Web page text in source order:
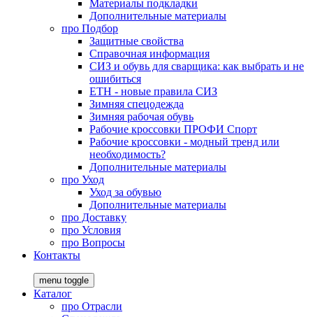
Материалы подкладки
Дополнительные материалы
про Подбор
Защитные свойства
Справочная информация
СИЗ и обувь для сварщика: как выбрать и не
ошибиться
ЕТН - новые правила СИЗ
Зимняя спецодежда
Зимняя рабочая обувь
Рабочие кроссовки ПРОФИ Спорт
Рабочие кроссовки - модный тренд или
необходимость?
Дополнительные материалы
про Уход
Уход за обувью
Дополнительные материалы
про Доставку
про Условия
про Вопросы
Контакты
menu toggle
Каталог
про Отрасли